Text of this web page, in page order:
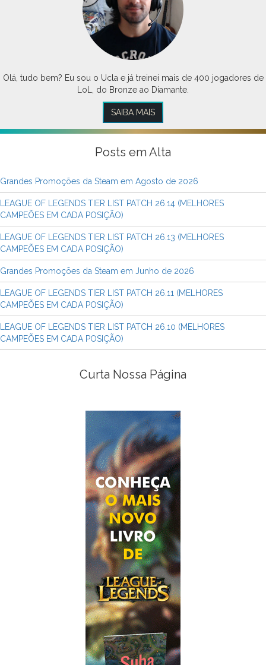
Olá, tudo bem? Eu sou o Ucla e já treinei mais de 400 jogadores de
LoL, do Bronze ao Diamante.
SAIBA MAIS
Posts em Alta
Grandes Promoções da Steam em Agosto de 2026
LEAGUE OF LEGENDS TIER LIST PATCH 26.14 (MELHORES
CAMPEÕES EM CADA POSIÇÃO)
LEAGUE OF LEGENDS TIER LIST PATCH 26.13 (MELHORES
CAMPEÕES EM CADA POSIÇÃO)
Grandes Promoções da Steam em Junho de 2026
LEAGUE OF LEGENDS TIER LIST PATCH 26.11 (MELHORES
CAMPEÕES EM CADA POSIÇÃO)
LEAGUE OF LEGENDS TIER LIST PATCH 26.10 (MELHORES
CAMPEÕES EM CADA POSIÇÃO)
Curta Nossa Página